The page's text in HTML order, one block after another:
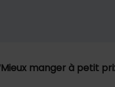
manger à petit